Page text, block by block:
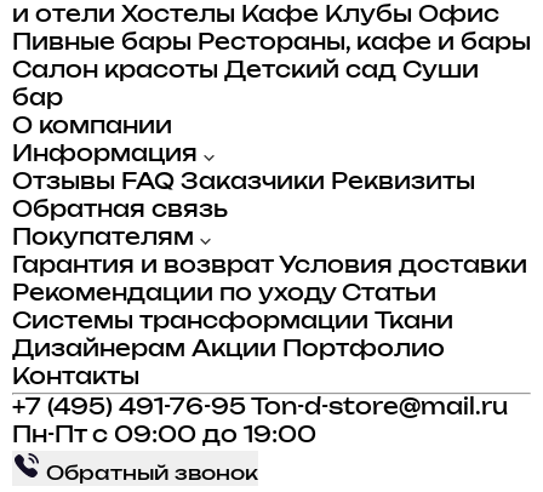
и отели Хостелы Кафе Клубы Офис
Пивные бары Рестораны, кафе и бары
Салон красоты Детский сад Суши
бар
О компании
Информация
Отзывы FAQ Заказчики Реквизиты
Обратная связь
Покупателям
Гарантия и возврат Условия доставки
Рекомендации по уходу Статьи
Системы трансформации
Ткани
Дизайнерам Акции
Портфолио
Контакты
+7 (495) 491-76-95
Ton-d-store@mail.ru
Пн-Пт с 09:00 до 19:00
Обратный звонок